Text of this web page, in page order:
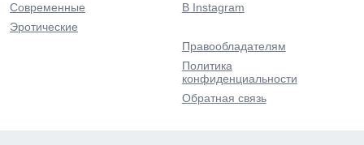
Современные
Эротические
В Instagram
Правообладателям
Политика
конфиденциальности
Обратная связь